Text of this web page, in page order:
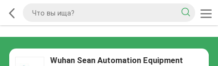
Wuhan Sean Automation Equipment